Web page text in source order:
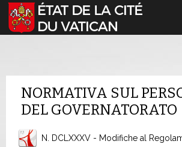
Sélectionnez votre langue
NORMATIVA SUL
DEL GOVERNATORATO
N. DCLXXXV - Modifiche al